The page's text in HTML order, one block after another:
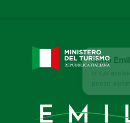
Sono
la tua